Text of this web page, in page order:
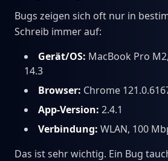
Bugs zeigen sich oft nur in
Schreib immer auf:
Gerät/OS: MacBook Pro
14.3
Browser: Chrome
App-Version: 2.4.1
Verbindung: WLAN, 100
Das ist sehr wichtig. Ein Bug